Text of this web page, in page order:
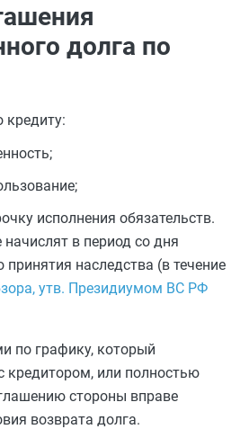
долга по
кредиту:
исполнения обязательств.
в период со дня
наследства (в течение
утв. Президиумом ВС РФ
по графику, который
кредитором, или полностью
стороны вправе
возврата долга.